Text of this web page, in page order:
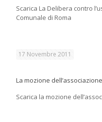
Scarica La Delibera contro
Comunale di Roma
17 Novembre 2011
La mozione
Scarica la mozione